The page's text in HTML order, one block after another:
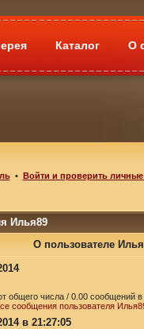
Каталог О
• Войти и проверить
Илья89
О пользователе
общего числа / 0.00 сообщений в
сообщения пользователя
в 21:27:05